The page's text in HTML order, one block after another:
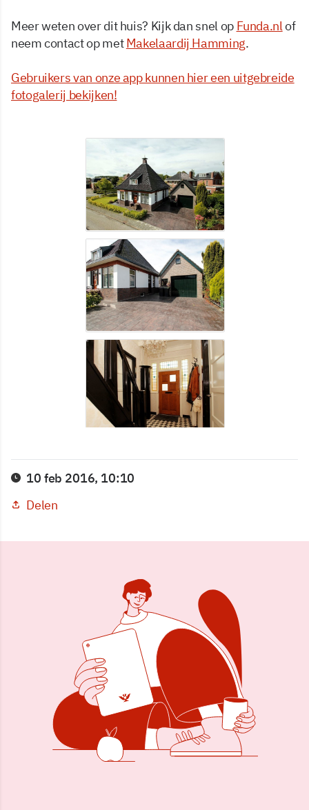
Meer weten over dit huis? Kijk dan snel op Funda.nlof
neem contact op metMakelaardij Hamming.
Gebruikers van onze app kunnen hier een uitgebreide
fotogalerij bekijken!
10 feb 2016, 10:10
Delen